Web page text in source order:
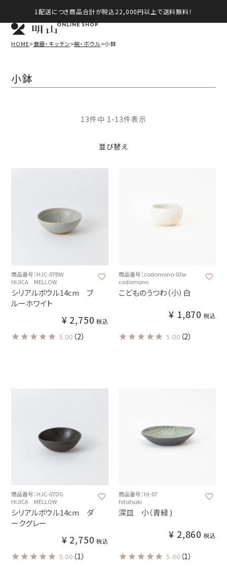
1配送につき商品合計が税込22,000円以上で送料無料！
ONLINE SHOP
HOME 食器・キッチン 椀・ボウル 小鉢
小鉢
並び替え
13件中 1 -13件表示
商品番号：HJC-07BW
HIJICA MELLOW
シリアルボウル14cm ブ
ルーホワイト
¥ 2,750 税込
5.00 （2）
商品番号：codomono-03w
codomono
こどものうつわ（小）白
¥ 1,870 税込
5.00 （2）
商品番号：HJC-07DG
HIJICA MELLOW
シリアルボウル14cm ダ
ークグレー
¥ 2,750 税込
5.00 （1）
商品番号：ht-07
hitotsuki
深皿 小（青緑 )
¥ 2,860 税込
5.00 （1）